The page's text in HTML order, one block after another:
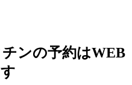
ンの予約はWEB